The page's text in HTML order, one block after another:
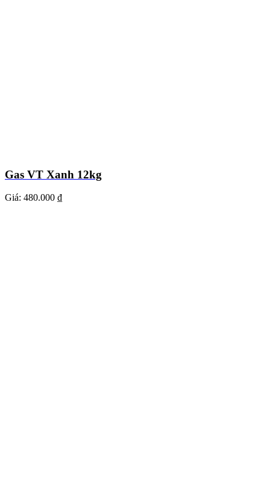
Gas VT Xanh 12kg
Giá: 480.000 ₫